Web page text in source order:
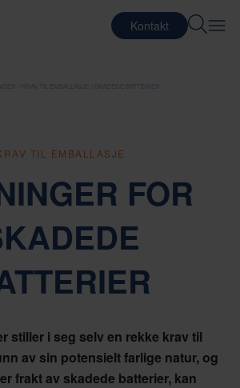
Kontakt
KRAV TIL EMBALLASJE SKADEDE BATTERIER
TIL EMBALLASJE
FOR
stiller i seg selv en rekke krav til
av sin potensielt farlige natur, og
frakt av skadede batterier, kan